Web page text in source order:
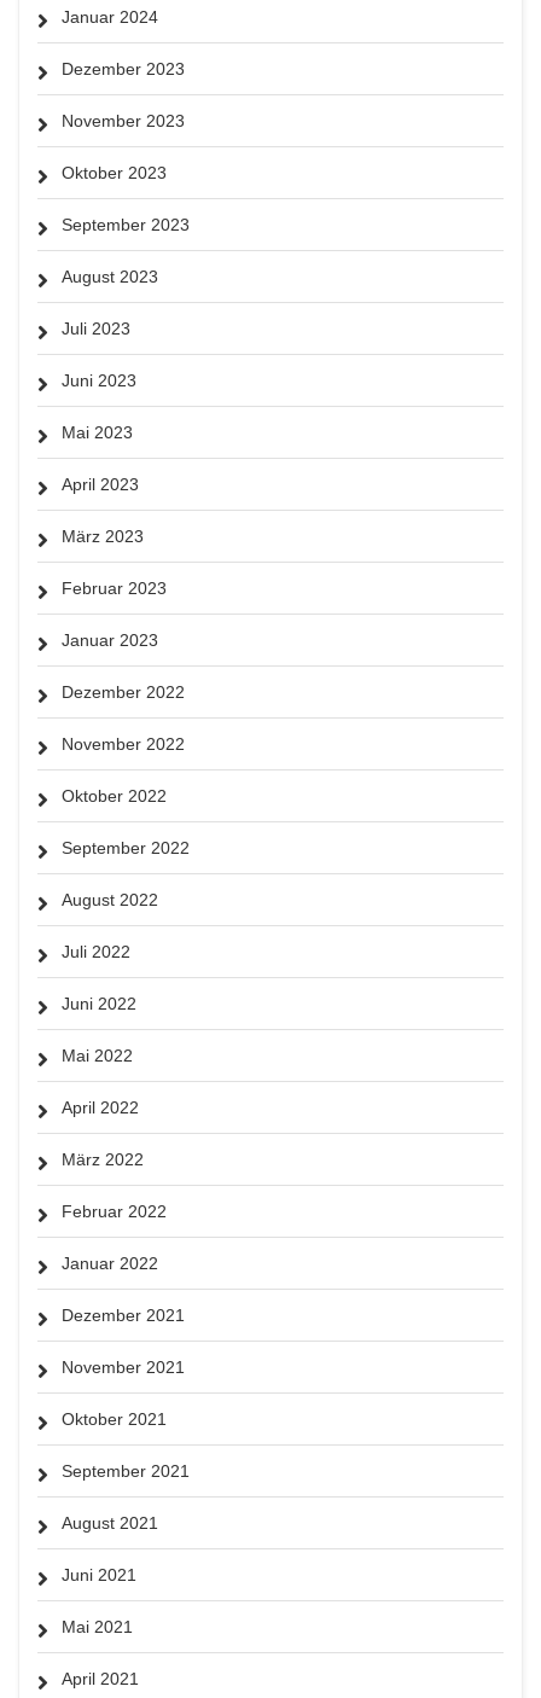
Januar 2024
Dezember 2023
November 2023
Oktober 2023
September 2023
August 2023
Juli 2023
Juni 2023
Mai 2023
April 2023
März 2023
Februar 2023
Januar 2023
Dezember 2022
November 2022
Oktober 2022
September 2022
August 2022
Juli 2022
Juni 2022
Mai 2022
April 2022
März 2022
Februar 2022
Januar 2022
Dezember 2021
November 2021
Oktober 2021
September 2021
August 2021
Juni 2021
Mai 2021
April 2021